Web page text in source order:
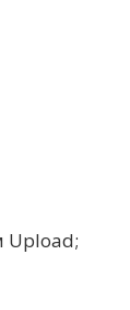
Upload;